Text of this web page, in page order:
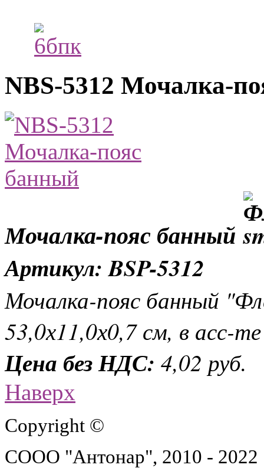
NBS-5312 Мочалка-
Мочалка-пояс банный
Артикул: BSP-5312
Мочалка-пояс банный
53,0х11,0х0,7 см, в асс-те
Цена без НДС: 4,02 руб.
Наверх
Copyright ©
СООО "Антонар", 2010 - 2022